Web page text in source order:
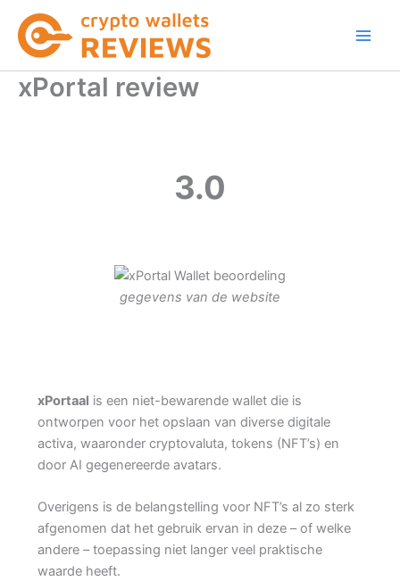
naar
inhoudxPortal review
3.0
gegevens van de website
xPortaal is een niet-bewarende wallet die is
ontworpen voor het opslaan van diverse digitale
activa, waaronder cryptovaluta, tokens (NFT’s) en
door AI gegenereerde avatars.
Overigens is de belangstelling voor NFT’s al zo sterk
afgenomen dat het gebruik ervan in deze – of welke
andere – toepassing niet langer veel praktische
waarde heeft.